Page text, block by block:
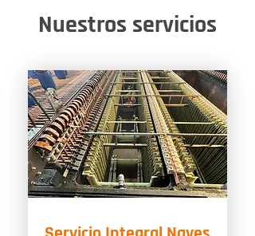
Nuestros servicios